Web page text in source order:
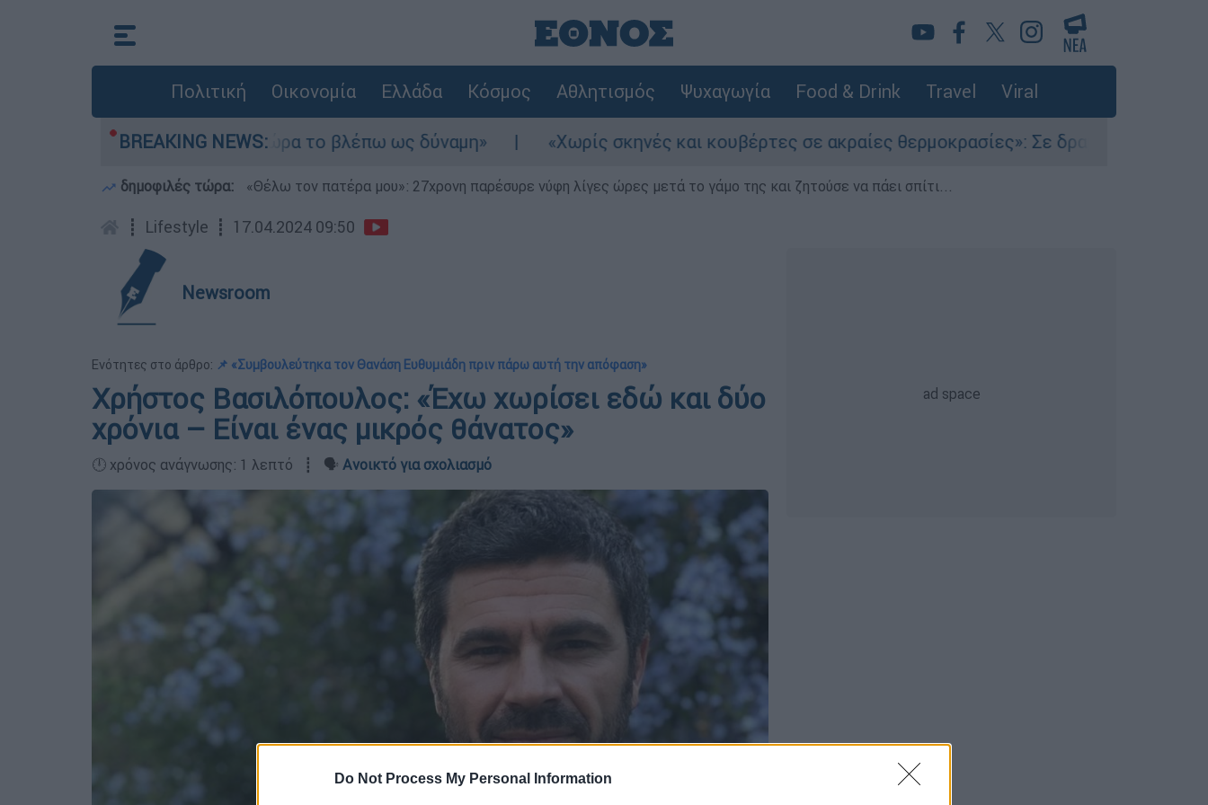
Do Not Process My Personal Information
Πολιτική Οικονομία Ελλάδα Κόσμος Αθλητισμός Ψυχαγωγία Food & Drink Travel Viral
BREAKING NEWS:
ήταν αδυναμία, τώρα το βλέπω ως δύναμη» «Χωρίς σκηνές και κουβέρτες σε ακραίες θερμοκρασίες»: Σε δραματικές συνθήκες
δημοφιλές τώρα: «Θέλω τον πατέρα μου»: 27χρονη παρέσυρε νύφη λίγες ώρες μετά το γάμο της και ζητούσε να πάει σπίτι...
┋ Lifestyle ┋ 17.04.2024 09:50
Newsroom
Ενότητες στο άρθρο: 📌 «Συμβουλεύτηκα τον Θανάση Ευθυμιάδη πριν πάρω αυτή την απόφαση»
Χρήστος Βασιλόπουλος: «Έχω χωρίσει εδώ και δύο
χρόνια – Είναι ένας μικρός θάνατος»
🕛 χρόνος ανάγνωσης: 1 λεπτό ┋ 🗣️ Ανοικτό για σχολιασμό